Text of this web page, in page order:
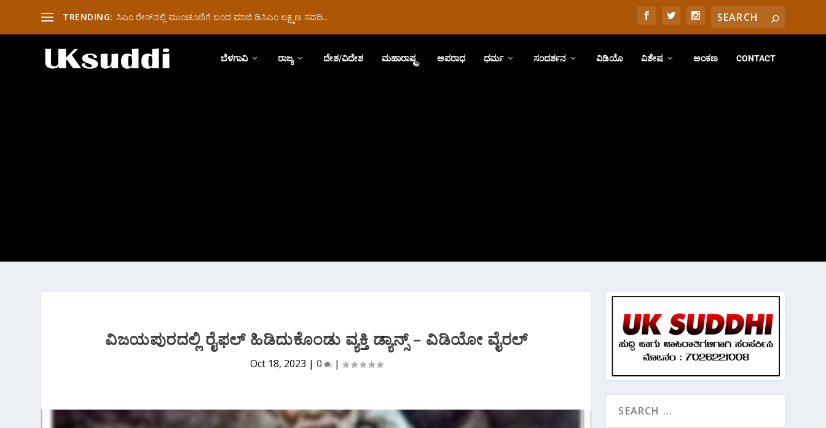
TRENDING: ಸಿಎಂ ರೇಸ್‌ನಲ್ಲಿ ಮುಂಚೂಣಿಗೆ ಬಂದ ಮಾಜಿ ಡಿಸಿಎಂ ಲಕ್ಷ್ಮಣ ಸವದಿ...
ಬೆಳಗಾವಿ ರಾಜ್ಯ ದೇಶ/ವಿದೇಶ ಮಹಾರಾಷ್ಟ್ರ ಅಪರಾಧ ಧರ್ಮ ಸಂದರ್ಶನ ವಿಡಿಯೊ ವಿಶೇಷ ಅಂಕಣ CONTACT
ವಿಜಯಪುರದಲ್ಲಿ ರೈಫಲ್ ಹಿಡಿದುಕೊಂಡು ವ್ಯಕ್ತಿ ಡ್ಯಾನ್ಸ್‌ – ವಿಡಿಯೋ ವೈರಲ್
Oct 18, 2023 | 0 |